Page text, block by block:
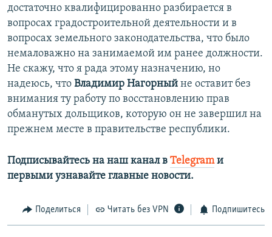
достаточно квалифицированно разбирается в
вопросах градостроительной деятельности и в
вопросах земельного законодательства, что было
немаловажно на занимаемой им ранее должности.
Не скажу, что я рада этому назначению, но
надеюсь, что Владимир Нагорный не оставит без
внимания ту работу по восстановлению прав
обманутых дольщиков, которую он не завершил на
прежнем месте в правительстве республики.
Подписывайтесь на наш канал в Telegramи
первыми узнавайте главные новости.​
Поделиться Читать без VPN Подпишитесь